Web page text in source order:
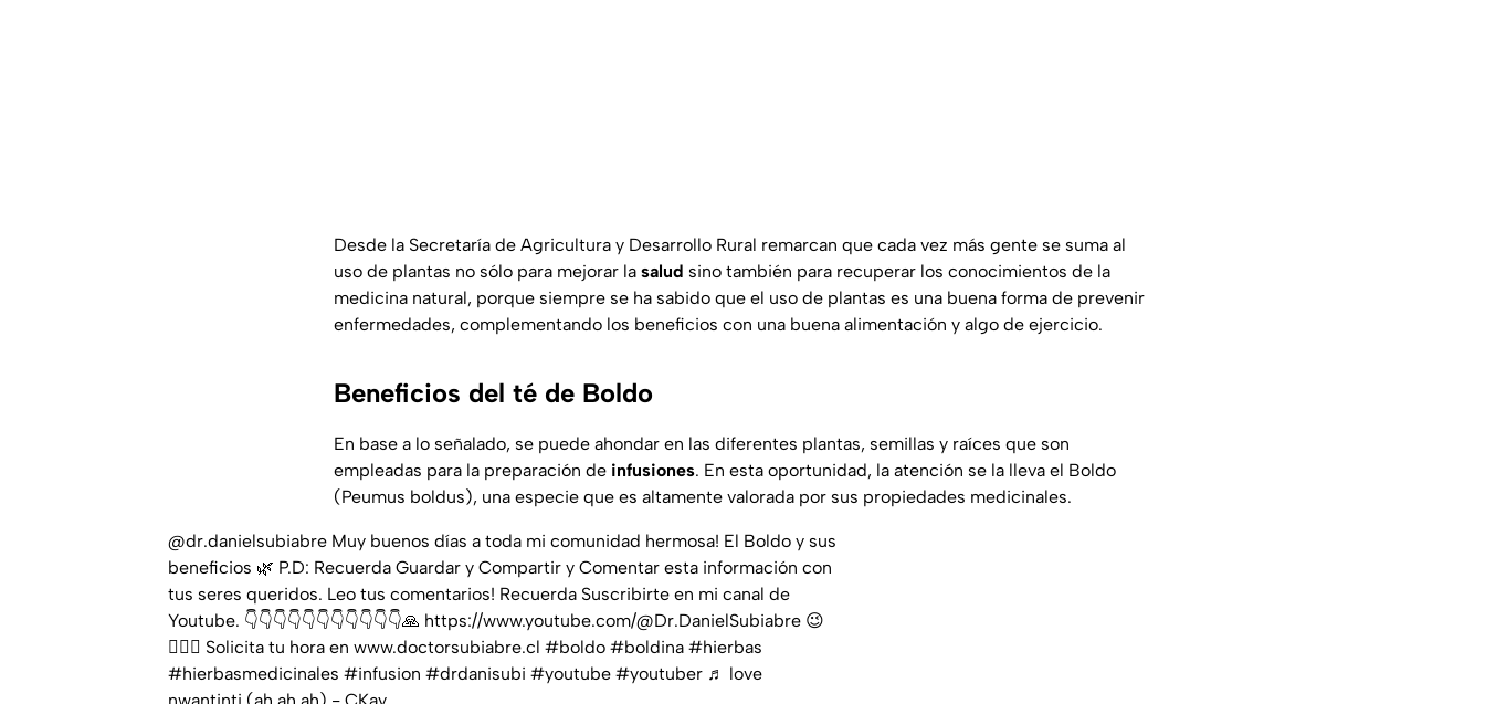
Desde la Secretaría de Agricultura y Desarrollo Rural remarcan que cada vez más gente se suma al
uso de plantas no sólo para mejorar la salud sino también para recuperar los conocimientos de la
medicina natural, porque siempre se ha sabido que el uso de plantas es una buena forma de prevenir
enfermedades, complementando los beneficios con una buena alimentación y algo de ejercicio.
Beneficios del té de Boldo
En base a lo señalado, se puede ahondar en las diferentes plantas, semillas y raíces que son
empleadas para la preparación de infusiones. En esta oportunidad, la atención se la lleva el Boldo
(Peumus boldus), una especie que es altamente valorada por sus propiedades medicinales.
@dr.danielsubiabre Muy buenos días a toda mi comunidad hermosa! El Boldo y sus
beneficios 🌿 P.D: Recuerda Guardar y Compartir y Comentar esta información con
tus seres queridos. Leo tus comentarios! Recuerda Suscribirte en mi canal de
Youtube. 👇👇👇👇👇👇👇👇👇👇👇🙏 https://www.youtube.com/@Dr.DanielSubiabre 😉
👨🏻‍⚕️ Solicita tu hora en www.doctorsubiabre.cl #boldo #boldina #hierbas
#hierbasmedicinales #infusion #drdanisubi #youtube #youtuber ♬ love